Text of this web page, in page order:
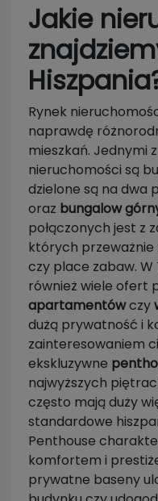
Jakie
Rynek
naprawdę
mieszkań. Jednymi
nieruchomości są
dzielone są na dwa
oraz bungalow
połączonych jest z
których przeważnie
czy place zabaw.
również wiele ofert
apartamentówczy
dużą prywatność i
zainteresowaniem
ekskluzywne
najwyższych
często mają duży
standardowe
Penthouse
komfortem i
prywatne baseny